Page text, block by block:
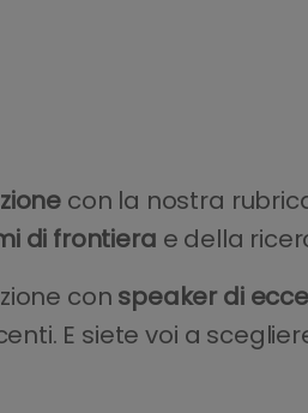
con la nostra
di frontiera e della
con speaker di
E siete voi a